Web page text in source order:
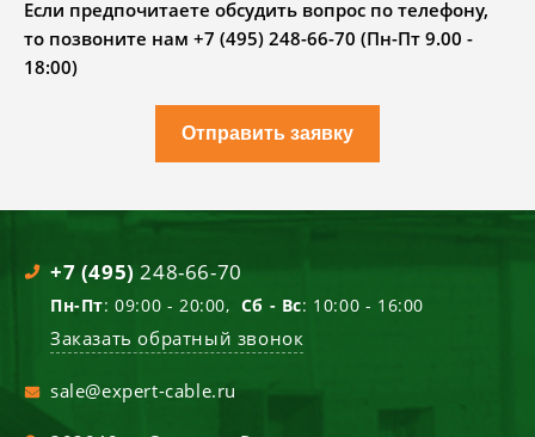
Если предпочитаете обсудить вопрос по телефону,
то позвоните нам +7 (495) 248-66-70 (Пн-Пт 9.00 -
18:00)
Отправить заявку
+7 (495) 248-66-70
Пн-Пт: 09:00 - 20:00, Сб - Вс: 10:00 - 16:00
Заказать обратный звонок
sale@expert-cable.ru